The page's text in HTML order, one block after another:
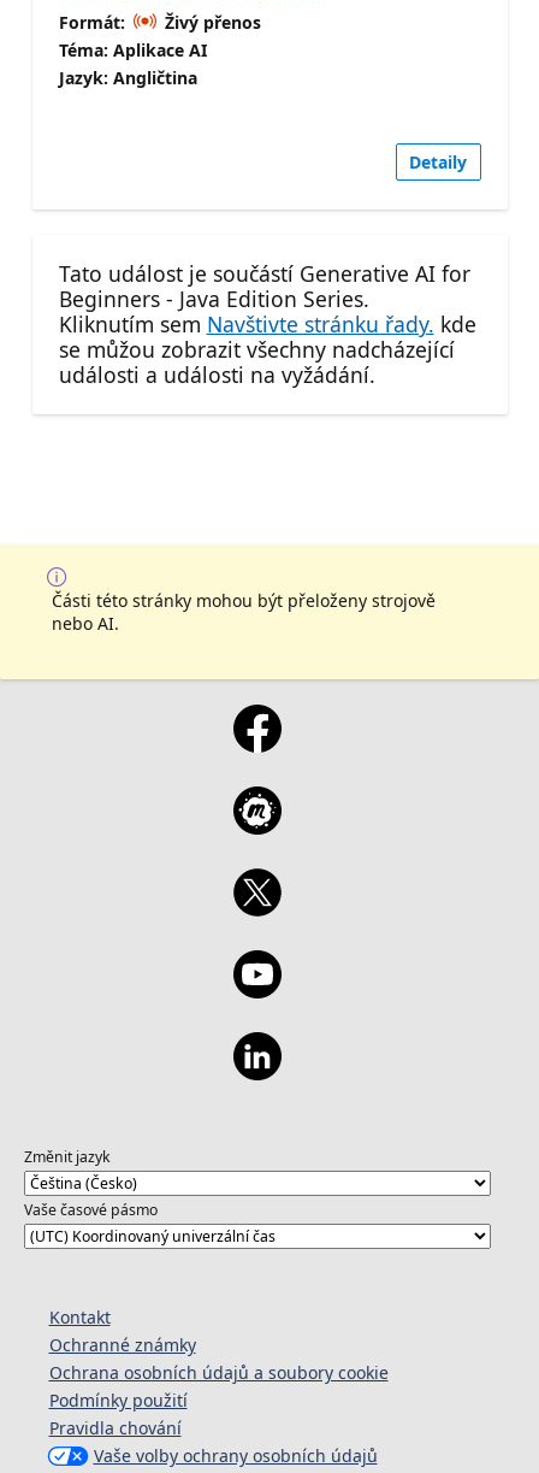
Formát:
Živý přenos
Téma: Aplikace AI
Jazyk: Angličtina
Detaily
Tato událost je součástí Generative AI for
Beginners - Java Edition Series.
Kliknutím sem Navštivte stránku řady. kde
se můžou zobrazit všechny nadcházející
události a události na vyžádání.
Části této stránky mohou být přeloženy strojově
nebo AI.
Změnit jazyk
Vaše časové pásmo
Kontakt
Ochranné známky
Ochrana osobních údajů a soubory cookie
Podmínky použití
Pravidla chování
Vaše volby ochrany osobních údajů